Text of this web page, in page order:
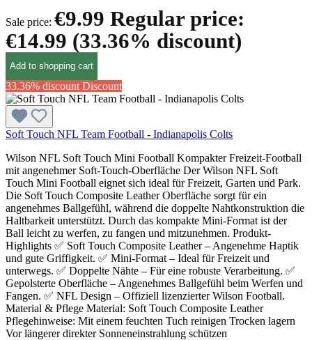
Sale price: €9.99 Regular price:
€14.99 (33.36% discount)
Add to shopping cart
33.36% discount Discount
Soft Touch NFL Team Football - Indianapolis Colts
Wilson NFL Soft Touch Mini Football Kompakter Freizeit-Football
mit angenehmer Soft-Touch-Oberfläche Der Wilson NFL Soft
Touch Mini Football eignet sich ideal für Freizeit, Garten und Park.
Die Soft Touch Composite Leather Oberfläche sorgt für ein
angenehmes Ballgefühl, während die doppelte Nahtkonstruktion die
Haltbarkeit unterstützt. Durch das kompakte Mini-Format ist der
Ball leicht zu werfen, zu fangen und mitzunehmen. Produkt-
Highlights ✅ Soft Touch Composite Leather – Angenehme Haptik
und gute Griffigkeit. ✅ Mini-Format – Ideal für Freizeit und
unterwegs. ✅ Doppelte Nähte – Für eine robuste Verarbeitung. ✅
Gepolsterte Oberfläche – Angenehmes Ballgefühl beim Werfen und
Fangen. ✅ NFL Design – Offiziell lizenzierter Wilson Football.
Material & Pflege Material: Soft Touch Composite Leather
Pflegehinweise: Mit einem feuchten Tuch reinigen Trocken lagern
Vor längerer direkter Sonneneinstrahlung schützen